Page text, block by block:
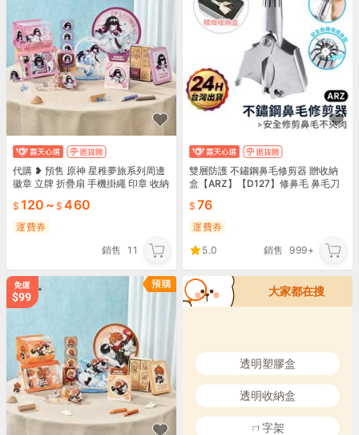
代購 ❥ 預售 原神 星稚夢旅系列周邊
徽章 立牌 折疊扇 手機掛繩 印章 收納
120 ~ 460
運費券
銷售 11
雙層防護 不鏽鋼鼻毛修剪器 贈收納
盒【ARZ】【D127】修鼻毛 鼻毛刀
清鼻毛
76
運費券
5.0
銷售 999+
大家都在搜
透明塑膠盒
透明收納盒
ㄇ字架